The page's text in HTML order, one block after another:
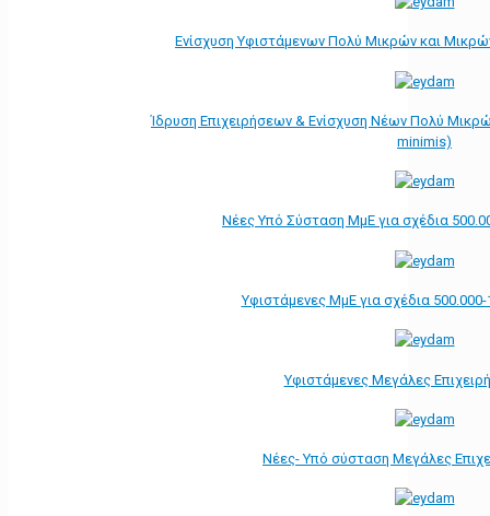
Ενίσχυση Υφιστάμενων Πολύ Μικρών και
Ίδρυση Επιχειρήσεων & Ενίσχυση Νέων Πολύ
minimis)
Νέες Υπό Σύσταση ΜμΕ για σχέδια
Υφιστάμενες ΜμΕ για σχέδια
Υφιστάμενες Μεγάλες
Νέες- Υπό σύσταση Μεγάλες